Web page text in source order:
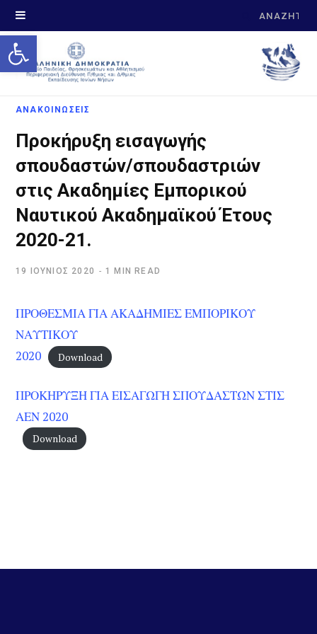
Open toolbar
Search
ΑΝΑΚΟΙΝΩΣΕΙΣ
Προκήρυξη εισαγωγής
σπουδαστών/σπουδαστριών
στις Ακαδημίες Εμπορικού
Ναυτικού Ακαδημαϊκού Έτους
2020-21.
19 ΙΟΎΝΙΟΣ 2020 1 MIN READ
ΠΡΟΘΕΣΜΙΑ ΓΙΑ ΑΚΑΔΗΜΙΕΣ ΕΜΠΟΡΙΚΟΥ
ΝΑΥΤΙΚΟΥ
2020
Download
ΠΡΟΚΗΡΥΞΗ ΓΙΑ ΕΙΣΑΓΩΓΗ ΣΠΟΥΔΑΣΤΩΝ ΣΤΙΣ
ΑΕΝ 2020
Download